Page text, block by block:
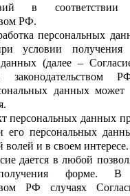
в
РФ.
персональных
условии получения
(далее –
законодательством
данных может
персональных данных
его персональных
волей и в своем интересе.
дается в любой
форме. В
РФ случаях